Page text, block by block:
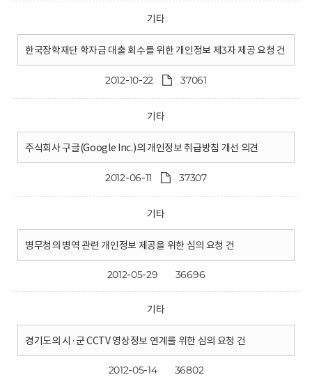
기타
한국장학재단 학자금 대출 회수를 위한 개인정보 제3자 제공 요청 건
2012-10-22 37061
기타
주식회사 구글(Google Inc.)의 개인정보 취급방침 개선 의견
2012-06-11 37307
기타
병무청의 병역 관련 개인정보 제공을 위한 심의 요청 건
2012-05-29 36696
기타
경기도의 시·군 CCTV 영상정보 연계를 위한 심의 요청 건
2012-05-14 36802